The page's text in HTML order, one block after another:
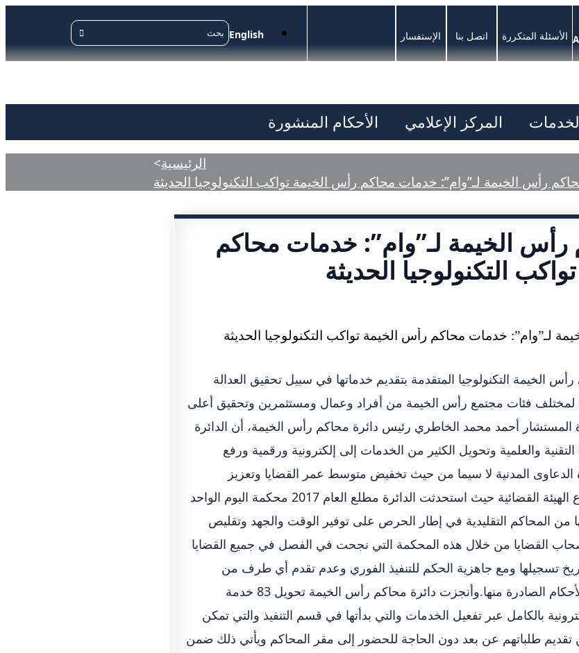
English الإستفسار اتصل بنا الأسئلة المتكررة A
المركز الإعلامي الأحكام المنشورة
الرئيسية>
رأس الخيمة لـ”وام”: خدمات محاكم رأس الخيمة تواكب التكنولوجيا الحديثة
الخيمة لـ”وام”: خدمات محاكم
التكنولوجيا الحديثة
الخيمة التكنولوجيا المتقدمة بتقديم خدماتها في سبيل تحقيق العدالة
لمختلف فئات مجتمع رأس الخيمة من أفراد وعمال ومستثمرين وتحقيق أعلى
المستشار أحمد محمد الخاطري رئيس دائرة محاكم رأس الخيمة، أن الدائرة
والعلمية وتحويل الكثير من الخدمات إلى إلكترونية ورقمية ورفع
المدنية لا سيما من حيث تخفيض متوسط عمر القضايا وتعزيز
استقلالية واستقرار أوضاع الهيئة القضائية حيث استحدثت الدائرة مطلع العام 2017 محكمة اليوم الواحد
من المحاكم التقليدية في إطار الحرص على توفير الوقت والجهد وتقليص
القضايا من خلال هذه المحكمة التي نجحت في الفصل في جميع القضايا
تسجيلها ومع جاهزية الحكم للتنفيذ الفوري وعدم تقدم أي طرف من
المتقاضين للطعن على الأحكام الصادرة منها.وأنجزت دائرة محاكم رأس الخيمة تحويل 83 خدمة
بالكامل عبر تفعيل الخدمات والتي بدأتها في قسم التنفيذ والتي تمكن
تقديم طلباتهم عن بعد دون الحاجة للحضور إلى مقر المحاكم ويأتي ذلك ضمن